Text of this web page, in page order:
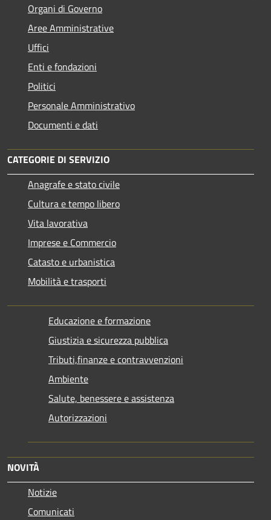
Organi di Governo
Aree Amministrative
Uffici
Enti e fondazioni
Politici
Personale Amministrativo
Documenti e dati
CATEGORIE DI SERVIZIO
Anagrafe e stato civile
Cultura e tempo libero
Vita lavorativa
Imprese e Commercio
Catasto e urbanistica
Mobilità e trasporti
Educazione e formazione
Giustizia e sicurezza pubblica
Tributi,finanze e contravvenzioni
Ambiente
Salute, benessere e assistenza
Autorizzazioni
NOVITÀ
Notizie
Comunicati